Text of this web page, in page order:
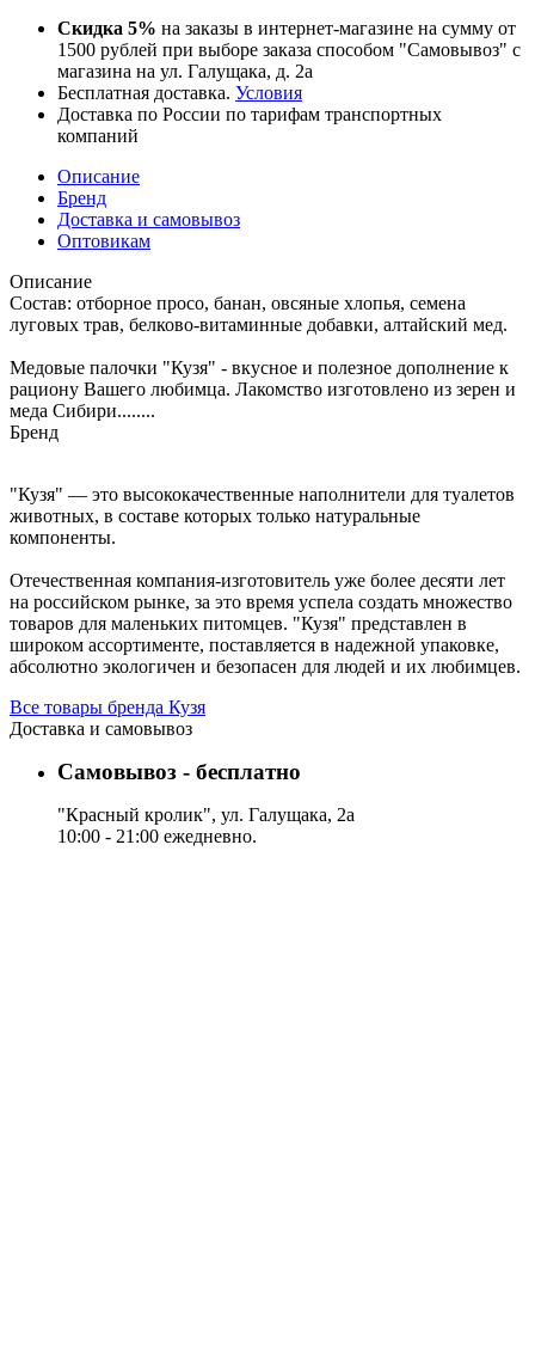
Скидка 5% на заказы в интернет-магазине на сумму от
1500 рублей при выборе заказа способом "Самовывоз" с
магазина на ул. Галущака, д. 2а
Бесплатная доставка. Условия
Доставка по России по тарифам транспортных
компаний
Описание
Бренд
Доставка и самовывоз
Оптовикам
Описание
Состав: отборное просо, банан, овсяные хлопья, семена
луговых трав, белково-витаминные добавки, алтайский мед.
Медовые палочки "Кузя" - вкусное и полезное дополнение к
рациону Вашего любимца. Лакомство изготовлено из зерен и
меда Сибири........
Бренд
"Кузя" — это высококачественные наполнители для туалетов
животных, в составе которых только натуральные
компоненты.
Отечественная компания-изготовитель уже более десяти лет
на российском рынке, за это время успела создать множество
товаров для маленьких питомцев. "Кузя" представлен в
широком ассортименте, поставляется в надежной упаковке,
абсолютно экологичен и безопасен для людей и их любимцев.
Все товары бренда Кузя
Доставка и самовывоз
Самовывоз - бесплатно
"Красный кролик", ул. Галущака, 2а
10:00 - 21:00 ежедневно.